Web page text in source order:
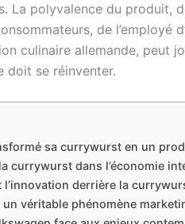
La polyvalence du
de
culinaire allemande, peut
doit se réinventer.
sa currywurst en un
currywurst dans l’économie
derrière la
véritable phénomène